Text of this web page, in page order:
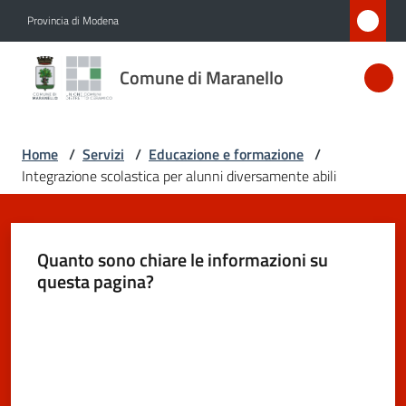
Provincia di Modena
Comune di Maranello
Comune
di
Amministrazione
Servizi
Home / Servizi / Educazione e formazione /
Integrazione scolastica per alunni diversamente abili
Quanto sono chiare le informazioni su
questa pagina?